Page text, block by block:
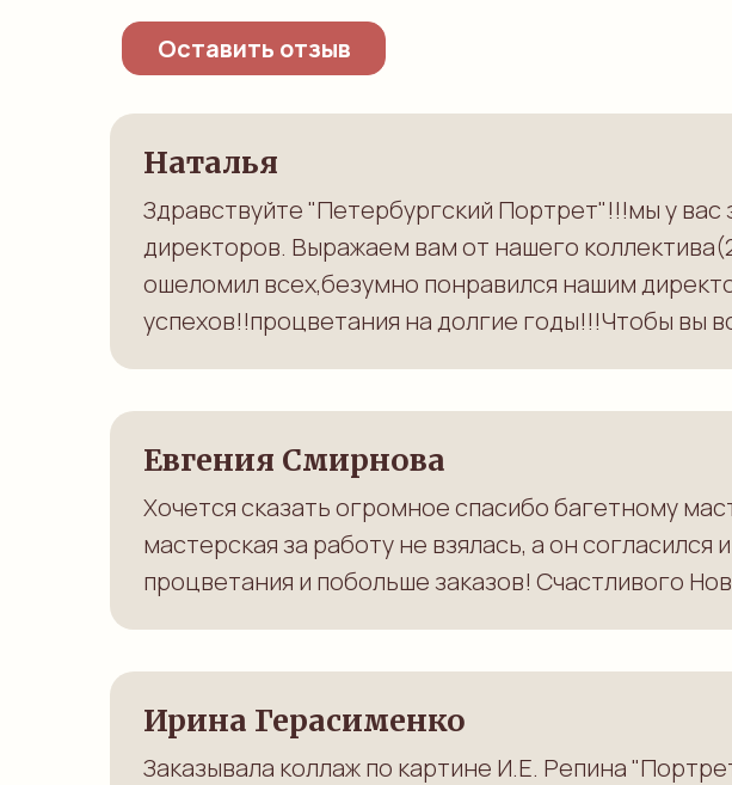
Оставить отзыв
Наталья
Здравствуйте "Петербургский Портрет"!!!мы у
директоров. Выражаем вам от нашего
ошеломил всех,безумно понравился нашим
успехов!!процветания на долгие годы!!!Чтобы вы
Евгения Смирнова
Хочется сказать огромное спасибо багетному
мастерская за работу не взялась, а он
процветания и побольше заказов! Счастливого
Ирина Герасименко
Заказывала коллаж по картине И.Е. Репина